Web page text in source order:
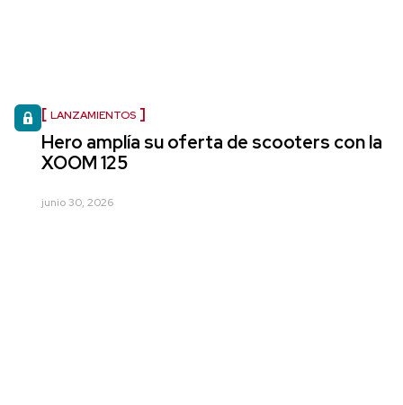
LANZAMIENTOS
Hero amplía su oferta de scooters con la
XOOM 125
junio 30, 2026